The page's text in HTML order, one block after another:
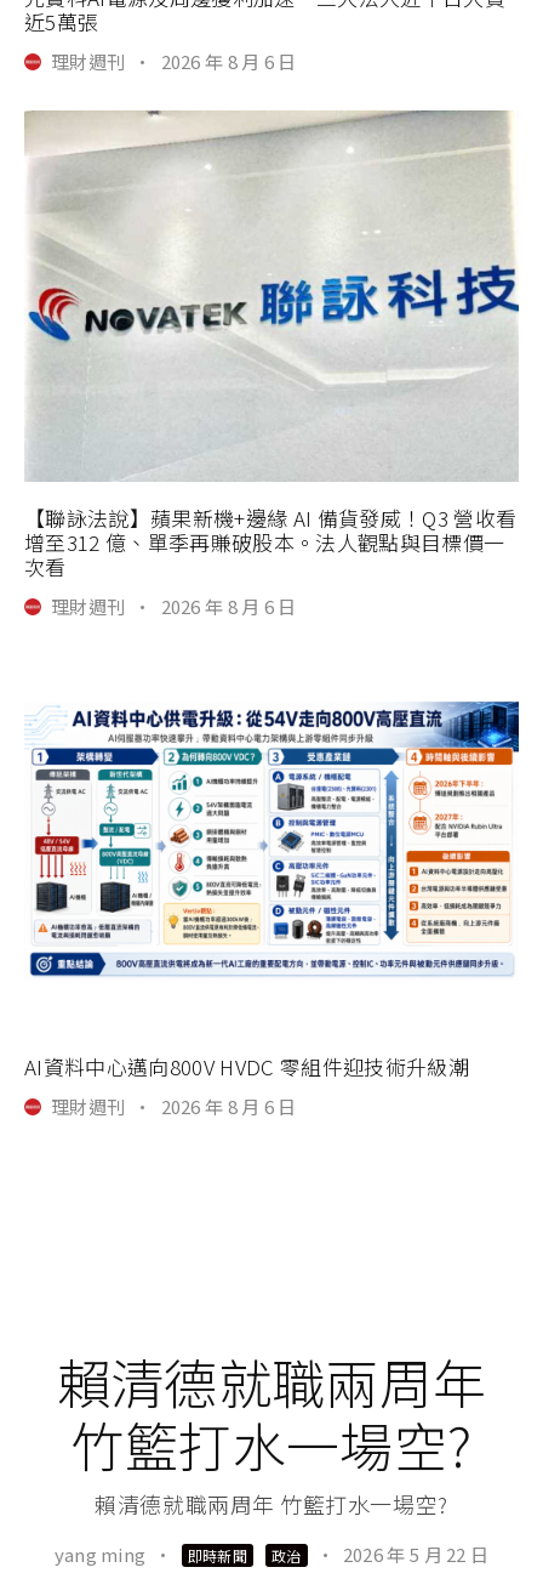
近5萬張
理財週刊 · 2026 年 8 月 6 日
【聯詠法說】蘋果新機+邊緣 AI 備貨發威！Q3 營收看
增至312 億、單季再賺破股本。法人觀點與目標價一
次看
理財週刊 · 2026 年 8 月 6 日
AI資料中心邁向800V HVDC 零組件迎技術升級潮
理財週刊 · 2026 年 8 月 6 日
賴清德就職兩周年
竹籃打水一場空?
賴清德就職兩周年 竹籃打水一場空?
yang ming · 即時新聞 政治 · 2026 年 5 月 22 日